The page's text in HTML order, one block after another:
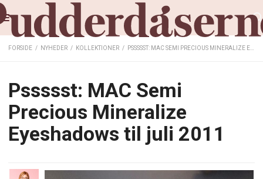
FORSIDE / NYHEDER / KOLLEKTIONER / PSSSSST: MAC SEMI PRECIOUS MINERALIZE EYESHADOWS TIL JULI 2011
Pssssst: MAC Semi
Precious Mineralize
Eyeshadows til juli 2011